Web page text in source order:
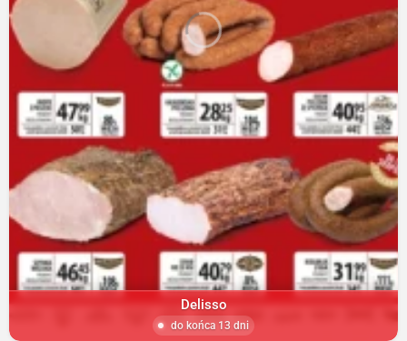
Delisso
do końca 13 dni